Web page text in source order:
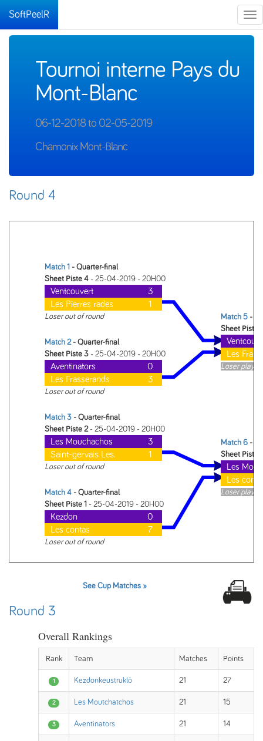
SoftPeelR
Tournoi interne Pays du
Mont-Blanc
06-12-2018 to 02-05-2019
Chamonix Mont-Blanc
Round 4
Match 1 - Quarter-final
Sheet Piste 4 - 25-04-2019 - 20H00
Ventcouvert
3
Les Pierres rades
1
Loser out of round
Match 2- Quarter-final
Sheet Piste 3 - 25-04-2019 - 20H00
Aventinators
0
Les Frasserands
3
Loser out of round
Match 3 - Quarter-final
Sheet Piste 2- 25-04-2019 - 20H00
Les Mouchachos
3
Saint-gervais Les.
1
Loser out of round
Match 4 - Quarter-final
Sheet Piste 1 - 25-04-2019 - 20H00
Kezdon
0
Les contas
7
Loser out of round
Match 5 -
Sheet Piste
Les
Loser plays
Match 6 -
Sheet Piste
Les
Les
Loser plays
See Cup Matches »
Round 3
Overall Rankings
Rank Team Matches Points
1 Kezdonkeustruklö 21 27
2 Les Moutchatchos 21 15
3 Aventinators 21 14